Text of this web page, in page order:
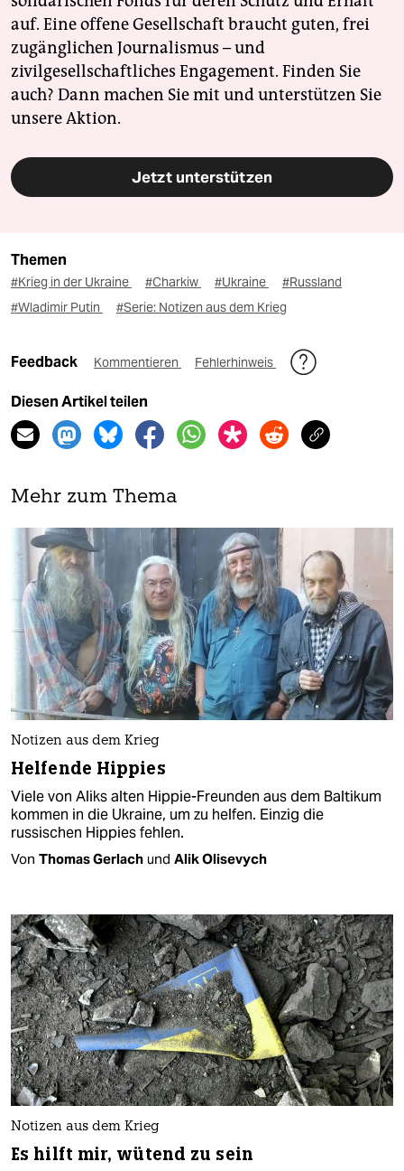
auf. Eine offene Gesellschaft braucht guten, frei
zugänglichen Journalismus – und
zivilgesellschaftliches Engagement. Finden Sie
auch? Dann machen Sie mit und unterstützen Sie
unsere Aktion.
Jetzt unterstützen
Themen
#Krieg in der Ukraine #Charkiw #Ukraine
#Russland
#Wladimir Putin
#Serie: Notizen aus dem Krieg
Feedback Kommentieren Fehlerhinweis
Diesen Artikel teilen
Mehr zum Thema
Notizen aus dem Krieg
Helfende Hippies
Viele von Aliks alten Hippie-Freunden aus dem Baltikum
kommen in die Ukraine, um zu helfen. Einzig die
russischen Hippies fehlen.
Von Thomas Gerlach und Alik Olisevych
Notizen aus dem Krieg
Es hilft mir, wütend zu sein